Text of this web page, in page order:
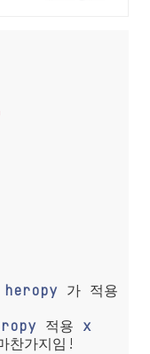
heropy 가 적용
적용 x
찬가지임!